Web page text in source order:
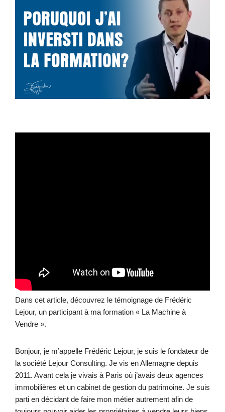
Dans cet article, découvrez le témoignage de Frédéric
Lejour, un participant à ma formation « La Machine à
Vendre ».
Bonjour, je m’appelle Frédéric Lejour, je suis le fondateur de
la société Lejour Consulting. Je vis en Allemagne depuis
2011. Avant cela je vivais à Paris où j’avais deux agences
immobilières et un cabinet de gestion du patrimoine. Je suis
parti en décidant de faire mon métier autrement afin de